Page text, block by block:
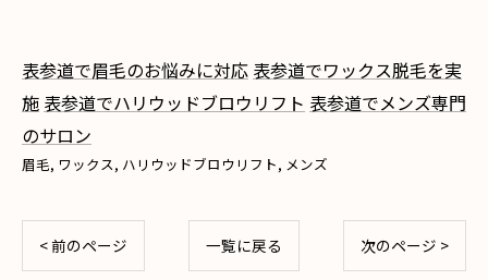
表参道で眉毛のお悩みに対応 表参道でワックス脱毛を実
施 表参道でハリウッドブロウリフト 表参道でメンズ専門
のサロン
眉毛 ワックス ハリウッドブロウリフト メンズ
< 前のページ 一覧に戻る 次のページ >